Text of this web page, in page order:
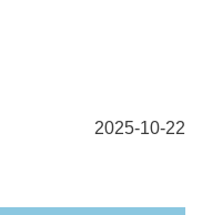
2025-10-22